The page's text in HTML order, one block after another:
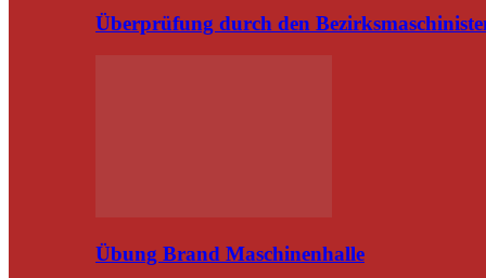
Überprüfung durch den
Übung Brand Maschinenhalle